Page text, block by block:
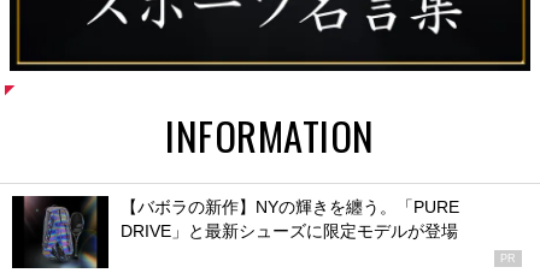
INFORMATION
【バボラの新作】NYの輝きを纏う。「PURE
DRIVE」と最新シューズに限定モデルが登場
PR